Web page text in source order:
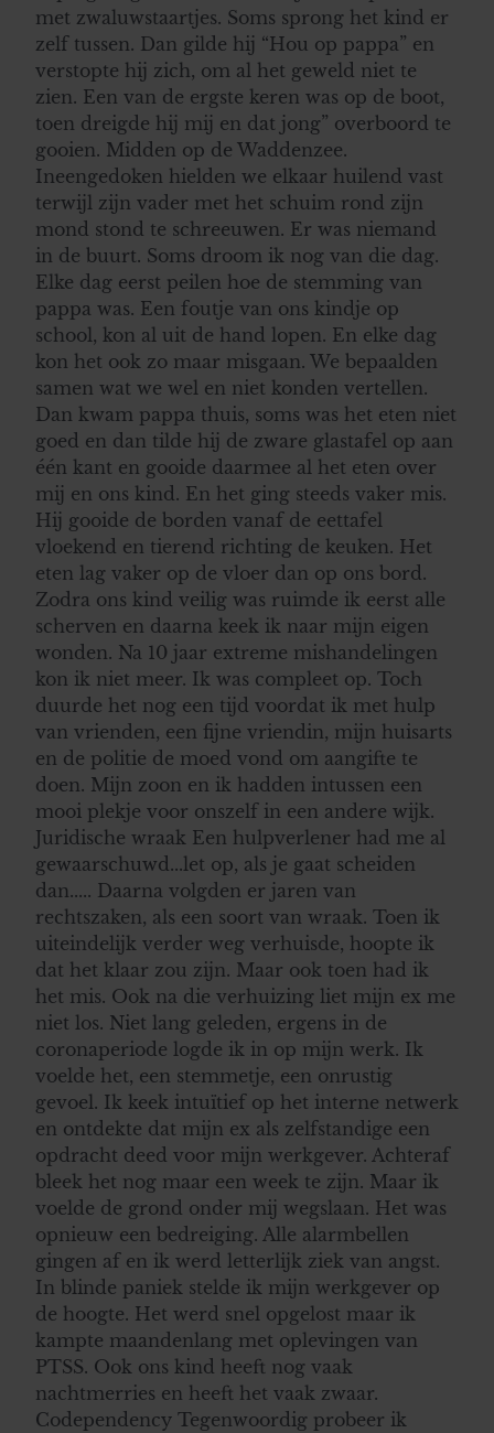
met zwaluwstaartjes. Soms sprong het kind er
zelf tussen. Dan gilde hij “Hou op pappa” en
verstopte hij zich, om al het geweld niet te
zien. Een van de ergste keren was op de boot,
toen dreigde hij mij en dat jong” overboord te
gooien. Midden op de Waddenzee.
Ineengedoken hielden we elkaar huilend vast
terwijl zijn vader met het schuim rond zijn
mond stond te schreeuwen. Er was niemand
in de buurt. Soms droom ik nog van die dag.
Elke dag eerst peilen hoe de stemming van
pappa was. Een foutje van ons kindje op
school, kon al uit de hand lopen. En elke dag
kon het ook zo maar misgaan. We bepaalden
samen wat we wel en niet konden vertellen.
Dan kwam pappa thuis, soms was het eten niet
goed en dan tilde hij de zware glastafel op aan
één kant en gooide daarmee al het eten over
mij en ons kind. En het ging steeds vaker mis.
Hij gooide de borden vanaf de eettafel
vloekend en tierend richting de keuken. Het
eten lag vaker op de vloer dan op ons bord.
Zodra ons kind veilig was ruimde ik eerst alle
scherven en daarna keek ik naar mijn eigen
wonden. Na 10 jaar extreme mishandelingen
kon ik niet meer. Ik was compleet op. Toch
duurde het nog een tijd voordat ik met hulp
van vrienden, een fijne vriendin, mijn huisarts
en de politie de moed vond om aangifte te
doen. Mijn zoon en ik hadden intussen een
mooi plekje voor onszelf in een andere wijk.
Juridische wraak Een hulpverlener had me al
gewaarschuwd...let op, als je gaat scheiden
dan..... Daarna volgden er jaren van
rechtszaken, als een soort van wraak. Toen ik
uiteindelijk verder weg verhuisde, hoopte ik
dat het klaar zou zijn. Maar ook toen had ik
het mis. Ook na die verhuizing liet mijn ex me
niet los. Niet lang geleden, ergens in de
coronaperiode logde ik in op mijn werk. Ik
voelde het, een stemmetje, een onrustig
gevoel. Ik keek intuïtief op het interne netwerk
en ontdekte dat mijn ex als zelfstandige een
opdracht deed voor mijn werkgever. Achteraf
bleek het nog maar een week te zijn. Maar ik
voelde de grond onder mij wegslaan. Het was
opnieuw een bedreiging. Alle alarmbellen
gingen af en ik werd letterlijk ziek van angst.
In blinde paniek stelde ik mijn werkgever op
de hoogte. Het werd snel opgelost maar ik
kampte maandenlang met oplevingen van
PTSS. Ook ons kind heeft nog vaak
nachtmerries en heeft het vaak zwaar.
Codependency Tegenwoordig probeer ik